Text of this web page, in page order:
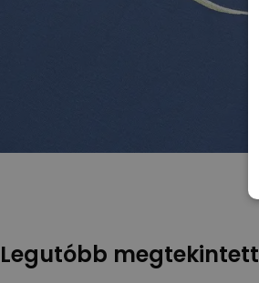
Legutóbb megtekintett